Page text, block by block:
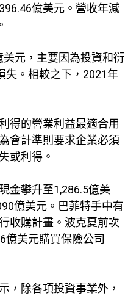
億美元。營收年減
元，主要因為投資和衍
失。相較之下，2021年
得的營業利益最適合用
會計準則要求企業必須
或利得。
金攀升至1,286.5億美
億美元。巴菲特手中有
收購計畫。波克夏前次
億美元購買保險公司
，除各項投資事業外，